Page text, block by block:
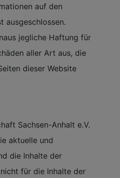
auf den
ausgeschlossen.
jegliche Haftung für
aller Art aus, die
dieser Website
Sachsen-Anhalt e.V.
aktuelle und
die Inhalte der
für die Inhalte der